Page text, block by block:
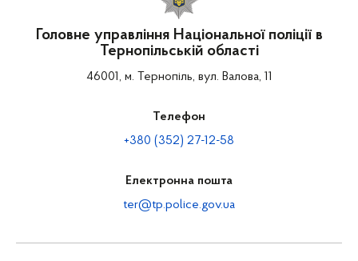
Головне управління Національної поліції в
Тернопільській області
46001, м. Тернопіль, вул. Валова, 11
Телефон
+380 (352) 27-12-58
Електронна пошта
ter@tp.police.gov.ua